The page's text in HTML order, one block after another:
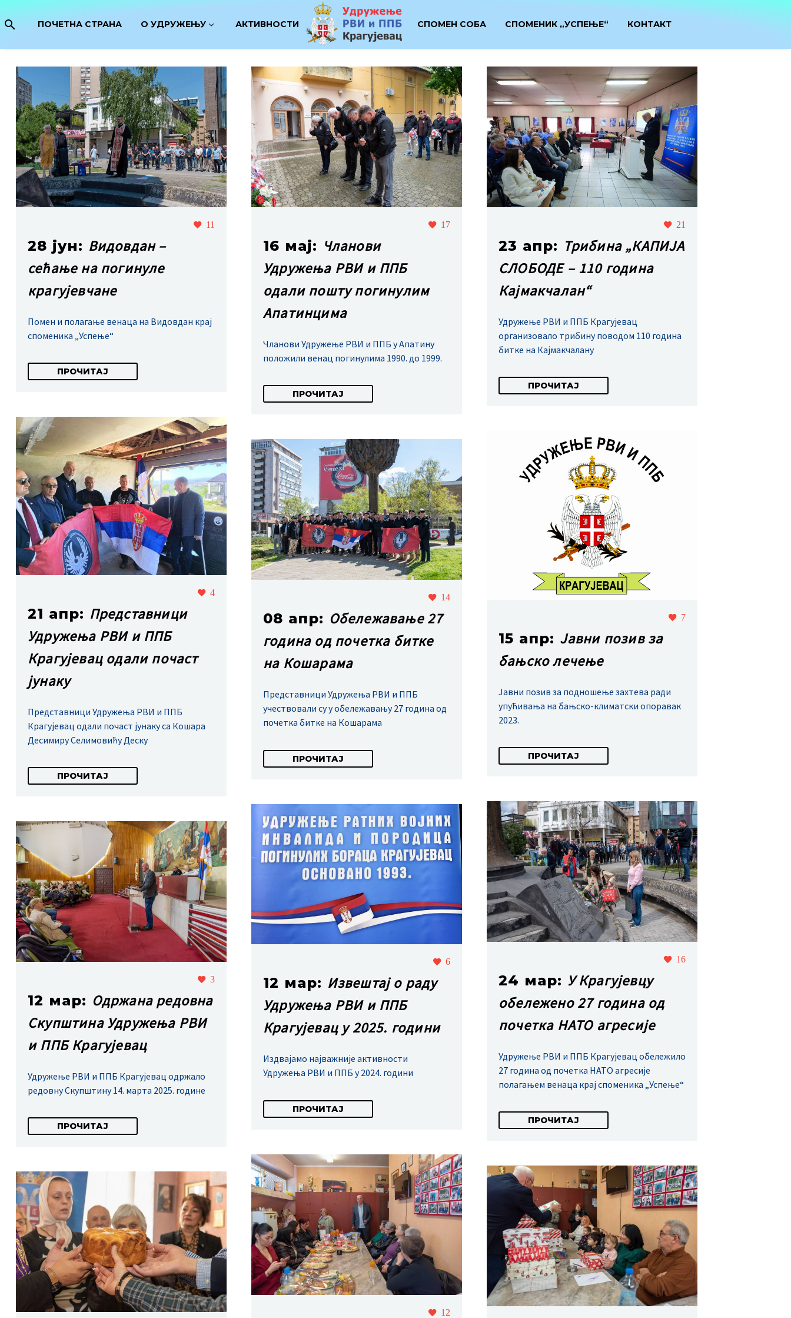
ПОЧЕТНА СТРАНА О УДРУЖЕЊУ АКТИВНОСТИ СПОМЕН СОБА СПОМЕНИК „УСПЕЊЕ“ КОНТАКТ
11
28 јун: Видовдан –
сећање на погинуле
крагујевчане
Помен и полагање венаца на Видовдан крај
споменика „Успење“
ПРОЧИТАЈ
17
16 мај: Чланови
Удружења РВИ и ППБ
одали пошту погинулим
Апатинцима
Чланови Удружење РВИ и ППБ у Апатину
положили венац погинулима 1990. до 1999.
ПРОЧИТАЈ
21
23 апр: Трибина „КАПИЈА
СЛОБОДЕ – 110 година
Кајмакчалан“
Удружење РВИ и ППБ Крагујевац
организовало трибину поводом 110 година
битке на Кајмакчалану
ПРОЧИТАЈ
4
21 апр: Представници
Удружења РВИ и ППБ
Крагујевац одали почаст
јунаку
Представници Удружења РВИ и ППБ
Крагујевац одали почаст јунаку са Кошара
Десимиру Селимовићу Деску
ПРОЧИТАЈ
7
15 апр: Јавни позив за
бањско лечење
Јавни позив за подношење захтева ради
упућивања на бањско-климатски опоравак
2023.
ПРОЧИТАЈ
14
08 апр: Обележавање 27
година од почетка битке
на Кошарама
Представници Удружења РВИ и ППБ
учествовали су у обележавању 27 година од
почетка битке на Кошарама
ПРОЧИТАЈ
16
24 мар: У Крагујевцу
обележено 27 година од
почетка НАТО агресије
Удружење РВИ и ППБ Крагујевац обележило
27 година од почетка НАТО агресије
полагањем венаца крај споменика „Успење“
ПРОЧИТАЈ
6
12 мар: Извештај о раду
Удружења РВИ и ППБ
Крагујевац у 2025. години
Издвајамо најважније активности
Удружења РВИ и ППБ у 2024. години
ПРОЧИТАЈ
3
12 мар: Одржана редовна
Скупштина Удружења РВИ
и ППБ Крагујевац
Удружење РВИ и ППБ Крагујевац одржало
редовну Скупштину 14. марта 2025. године
ПРОЧИТАЈ
12